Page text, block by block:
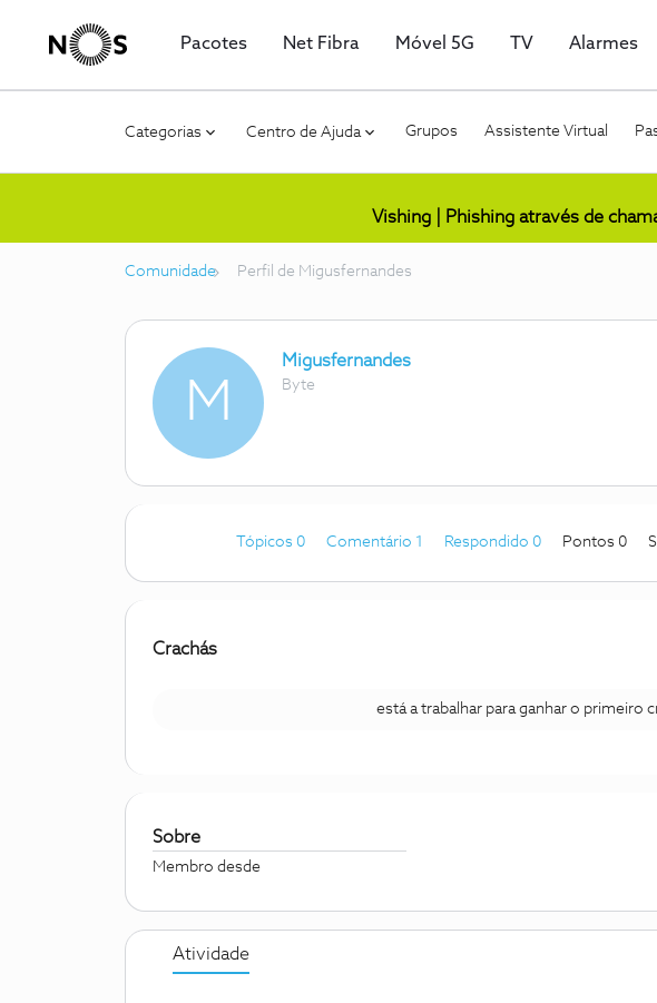
Pacotes Net Fibra Móvel 5G TV Alarmes
Categorias Centro de Ajuda Grupos Assistente Virtual
Vishing | Phishing através de
Comunidade Perfil de Migusfernandes
M
Migusfernandes
Byte
Tópicos 0 Comentário 1 Respondido 0 Pontos 0
Crachás
está a trabalhar para ganhar o primeiro
Sobre
Membro desde
Atividade